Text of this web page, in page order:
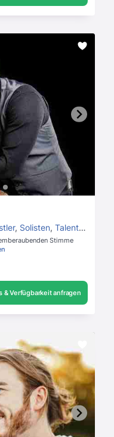
, Solisten, Talentshow Kandidaten
Stimme
& Verfügbarkeit anfragen